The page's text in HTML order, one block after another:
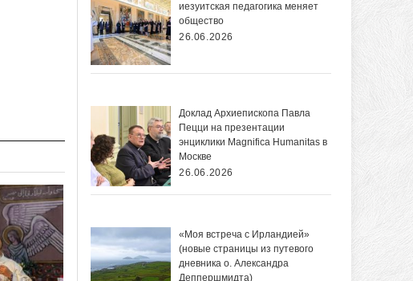
иезуитская педагогика меняет
общество
26.06.2026
Доклад Архиепископа Павла
Пецци на презентации
энциклики Magnifica Нumanitas в
Москве
26.06.2026
«Моя встреча с Ирландией»
(новые страницы из путевого
дневника о. Александра
Деппершмидта)